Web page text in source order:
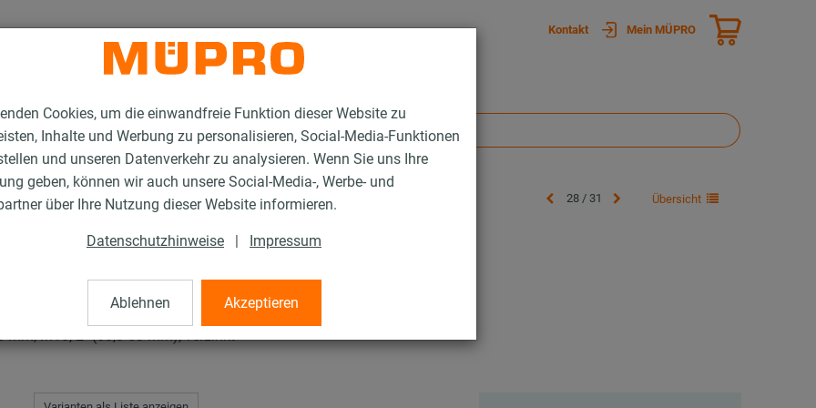
Cookies, um die einwandfreie Funktion dieser Website zu
Inhalte und Werbung zu personalisieren, Social-Media-Funktionen
und unseren Datenverkehr zu analysieren. Wenn Sie uns Ihre
geben, können wir auch unsere Social-Media-, Werbe- und
über Ihre Nutzung dieser Website informieren.
Datenschutzhinweise | Impressum
Ablehnen Akzeptieren
Kontakt Mein MÜPRO
mit Schalldämmung ISO-Schellen Typ H, M, T 28 / 31 Übersicht
M, T
mm, M10, 2" (60,3-63 mm), verzinkt